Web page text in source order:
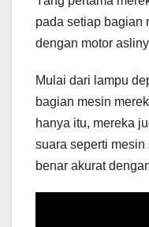
pada setiap bagian
dengan motor
Mulai dari lampu
bagian mesin
hanya itu, mereka
suara seperti
benar akurat